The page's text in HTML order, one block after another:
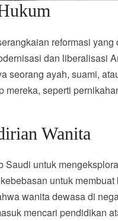
reformasi
dan liberalisasi
seorang ayah, suami,
seperti
Wanita
untuk
untuk
wanita dewasa di
mencari pendidikan